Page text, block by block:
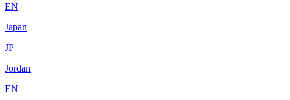
EN
Japan
JP
Jordan
EN